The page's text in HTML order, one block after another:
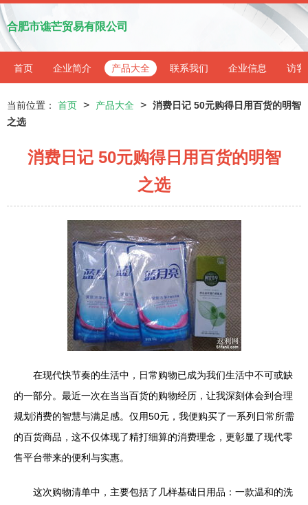
合肥市谯芒贸易有限公司
首页 企业简介 产品大全 联系我们 企业信息 访客
当前位置： 首页 > 产品大全 > 消费日记 50元购得日用百货的明智
之选
消费日记 50元购得日用百货的明智
之选
在现代快节奏的生活中，日常购物已成为我们生活中不可或缺
的一部分。最近一次在当当百货的购物经历，让我深刻体会到合理
规划消费的智慧与满足感。仅用50元，我便购买了一系列日常所需
的百货商品，这不仅体现了精打细算的消费理念，更彰显了现代零
售平台带来的便利与实惠。
这次购物清单中，主要包括了几样基础日用品：一款温和的洗